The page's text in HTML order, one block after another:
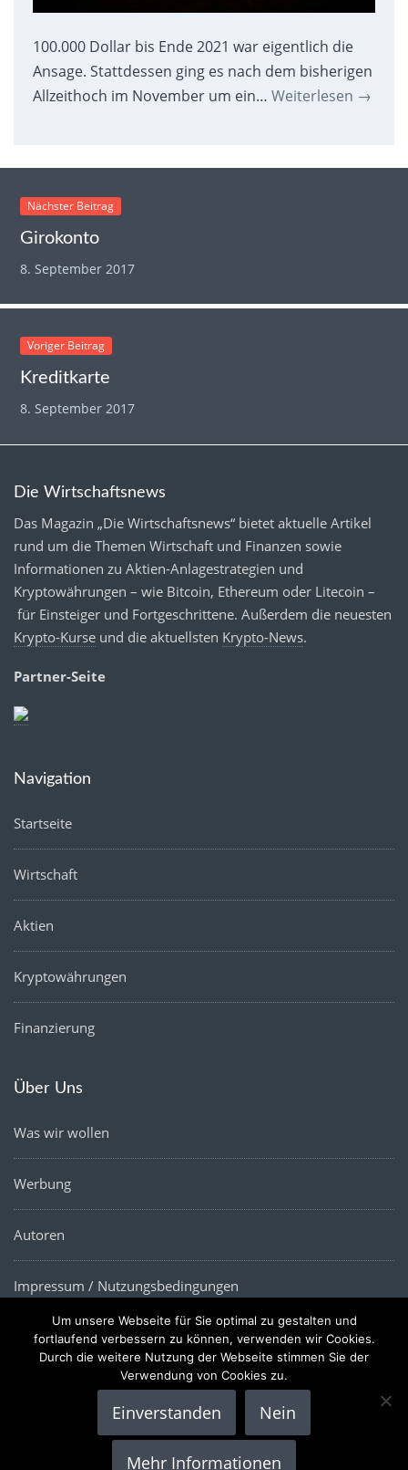
100.000 Dollar bis Ende 2021 war eigentlich die
Ansage. Stattdessen ging es nach dem bisherigen
Allzeithoch im November um ein… Weiterlesen →
Nächster Beitrag
Girokonto
8. September 2017
Voriger Beitrag
Kreditkarte
8. September 2017
Die Wirtschaftsnews
Das Magazin „Die Wirtschaftsnews“ bietet aktuelle Artikel
rund um die Themen Wirtschaft und Finanzen sowie
Informationen zu Aktien-Anlagestrategien und
Kryptowährungen – wie Bitcoin, Ethereum oder Litecoin –
für Einsteiger und Fortgeschrittene. Außerdem die neuesten
Krypto-Kurse und die aktuellsten Krypto-News.
Partner-Seite
Navigation
Startseite
Wirtschaft
Aktien
Kryptowährungen
Finanzierung
Über Uns
Was wir wollen
Werbung
Autoren
Impressum / Nutzungsbedingungen
Datenschutz
Copyright © 2022 |Die Wirtschaftsnews- Alle Rechte
Um unsere Webseite für Sie optimal zu gestalten und
fortlaufend verbessern zu können, verwenden wir Cookies.
Durch die weitere Nutzung der Webseite stimmen Sie der
Verwendung von Cookies zu.
Einverstanden Nein
Mehr Informationen